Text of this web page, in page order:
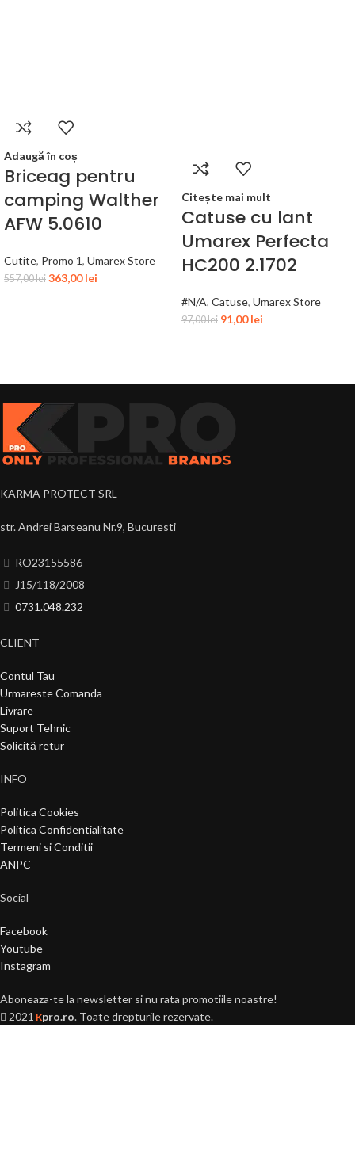
Adaugă în coș
Briceag pentru
camping Walther
AFW 5.0610
Cutite, Promo 1, Umarex Store
557,00lei 363,00lei
Citește mai mult
Catuse cu lant
Umarex Perfecta
HC200 2.1702
#N/A, Catuse, Umarex Store
97,00lei 91,00lei
KARMA PROTECT SRL
str. Andrei Barseanu Nr.9, Bucuresti
RO23155586
J15/118/2008
0731.048.232
CLIENT
Contul Tau
Urmareste Comanda
Livrare
Suport Tehnic
Solicită retur
INFO
Politica Cookies
Politica Confidentialitate
Termeni si Conditii
ANPC
Social
Facebook
Youtube
Instagram
Aboneaza-te la newsletter si nu rata promotiile noastre!
2021 Kpro.ro. Toate drepturile rezervate.